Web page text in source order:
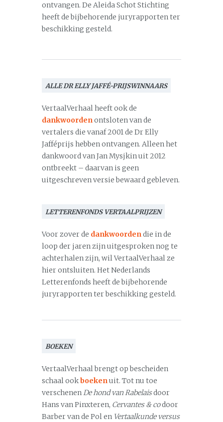
ontvangen. De Aleida Schot Stichting
heeft de bijbehorende juryrapporten ter
beschikking gesteld.
ALLE DR ELLY JAFFÉ-PRIJSWINNAARS
VertaalVerhaal heeft ook de
dankwoordenontsloten van de
vertalers die vanaf 2001 de Dr Elly
Jafféprijs hebben ontvangen. Alleen het
dankwoord van Jan Mysjkin uit 2012
ontbreekt – daarvan is geen
uitgeschreven versie bewaard gebleven.
LETTERENFONDS VERTAALPRIJZEN
Voor zover de dankwoordendie in de
loop der jaren zijn uitgesproken nog te
achterhalen zijn, wil VertaalVerhaal ze
hier ontsluiten. Het Nederlands
Letterenfonds heeft de bijbehorende
juryrapporten ter beschikking gesteld.
BOEKEN
VertaalVerhaal brengt op bescheiden
schaal ookboekenuit. Tot nu toe
verschenenDe hond van Rabelaisdoor
Hans van Pinxteren, Cervantes & codoor
Barber van de Pol en Vertaalkunde versus